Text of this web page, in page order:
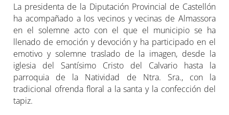
La presidenta de la Diputación Provincial de Castellón
ha acompañado a los vecinos y vecinas de Almassora
en el solemne acto con el que el municipio se ha
llenado de emoción y devoción y ha participado en el
emotivo y solemne traslado de la imagen, desde la
iglesia del Santísimo Cristo del Calvario hasta la
parroquia de la Natividad de Ntra. Sra., con la
tradicional ofrenda floral a la santa y la confección del
tapiz.